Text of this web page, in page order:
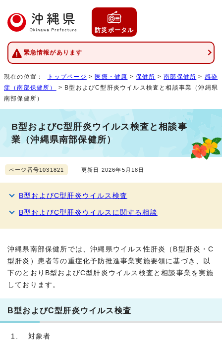
防災ポータル
緊急情報があります
現在の位置： トップページ >医療・健康 >保健所 >南部保健所 > 感染
症（南部保健所）
> B型およびC型肝炎ウイルス検査と相談事業（沖縄県
南部保健所）
B型およびC型肝炎ウイルス検査と相談事
業（沖縄県南部保健所）
ページ番号1031821 更新日 2026年5月18日
B型およびC型肝炎ウイルス検査
B型およびC型肝炎ウイルスに関する相談
沖縄県南部保健所では、沖縄県ウイルス性肝炎（B型肝炎・C
型肝炎）患者等の重症化予防推進事業実施要領に基づき、以
下のとおりB型およびC型肝炎ウイルス検査と相談事業を実施
しております。
B型およびC型肝炎ウイルス検査
対象者